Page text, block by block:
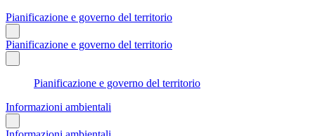
Pianificazione e governo del territorio
Pianificazione e governo del territorio
Pianificazione e governo del territorio
Informazioni ambientali